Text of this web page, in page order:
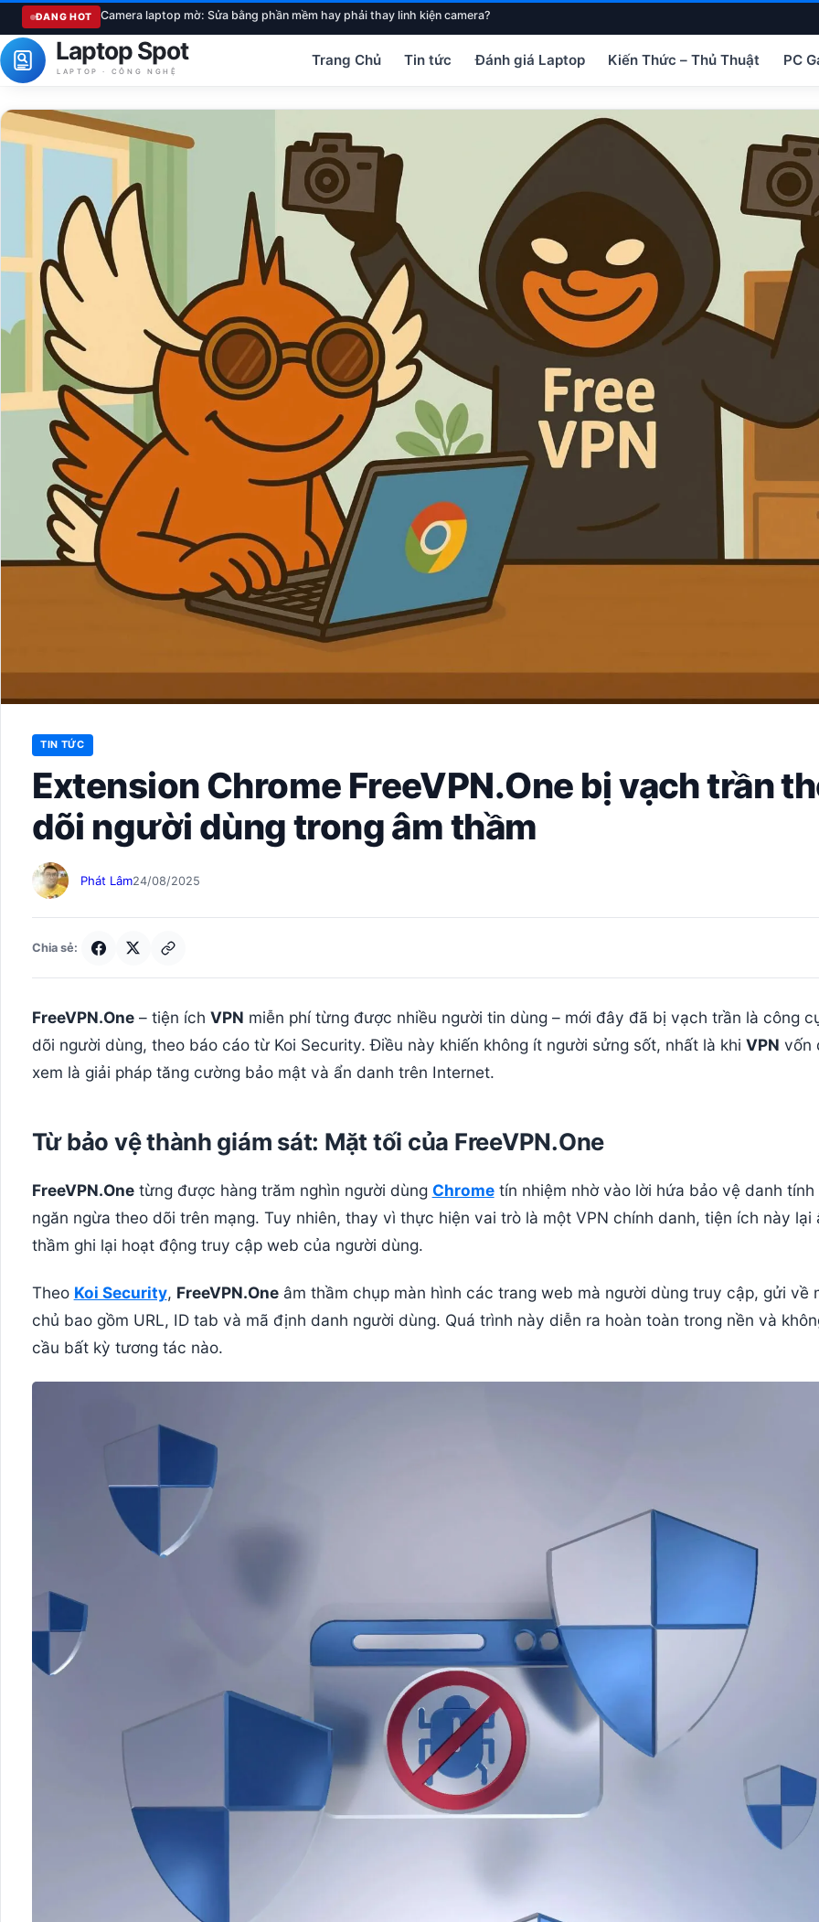
ĐANG HOT Camera laptop mờ: Sửa bằng phần mềm hay phải thay linh kiện camera?
Laptop Spot
LAPTOP · CÔNG NGHỆ
Trang Chủ Tin tức Đánh giá Laptop Kiến Thức – Thủ Thuật PC
TIN TỨC
Extension Chrome FreeVPN.One bị vạch trần
dõi người dùng trong âm thầm
Phát Lâm24/08/2025
Chia sẻ:
FreeVPN.One– tiện ích VPN miễn phí từng được nhiều người tin dùng – mới đây đã bị vạch trần là công
dõi người dùng, theo báo cáo từ Koi Security. Điều này khiến không ít người sửng sốt, nhất là khi VPN vốn
xem là giải pháp tăng cường bảo mật và ẩn danh trên Internet.
Từ bảo vệ thành giám sát: Mặt tối của FreeVPN.One
FreeVPN.Onetừng được hàng trăm nghìn người dùng Chrometín nhiệm nhờ vào lời hứa bảo vệ danh tính
ngăn ngừa theo dõi trên mạng. Tuy nhiên, thay vì thực hiện vai trò là một VPN chính danh, tiện ích này lại
thầm ghi lại hoạt động truy cập web của người dùng.
Theo Koi Security, FreeVPN.Oneâm thầm chụp màn hình các trang web mà người dùng truy cập, gửi về
chủ bao gồm URL, ID tab và mã định danh người dùng. Quá trình này diễn ra hoàn toàn trong nền và
cầu bất kỳ tương tác nào.